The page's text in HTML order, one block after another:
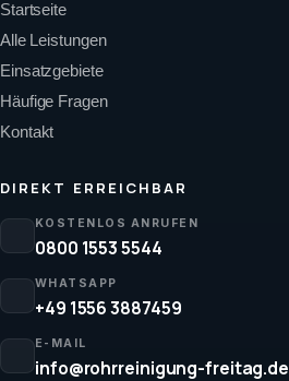
Startseite
Alle Leistungen
Einsatzgebiete
Häufige Fragen
Kontakt
DIREKT ERREICHBAR
KOSTENLOS ANRUFEN
0800 1553 5544
WHATSAPP
+49 1556 3887459
E-MAIL
info@rohrreinigung-freitag.de